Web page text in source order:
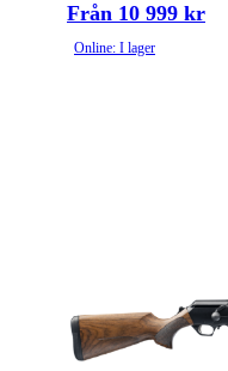
Från 10 999 kr
Online: I lager